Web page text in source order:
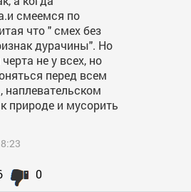
смеемся по
что " смех без
дурачины". Но
не у всех, но
перед всем
природе и мусорить
0